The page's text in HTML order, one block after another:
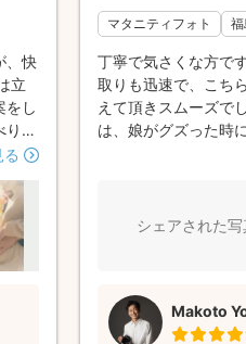
、快
立
をし
りし
真
っ
加
ま
マタニティフォト
丁寧で気さくな方で
取りも迅速で、こち
えて頂きスムーズで
は、娘がグズった時
ていいですから」と
愛情を持って接して
したいと思います。
シェアされた
Makoto